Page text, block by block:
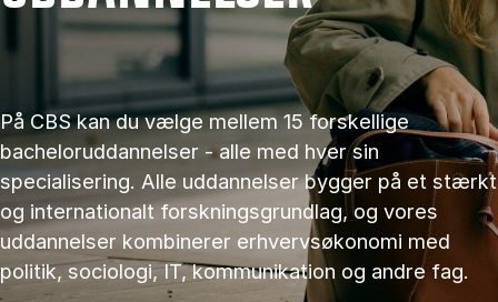
På CBS kan du vælge mellem 15 forskellige
bacheloruddannelser - alle med hver sin
specialisering. Alle uddannelser bygger på et stærkt
og internationalt forskningsgrundlag, og vores
uddannelser kombinerer erhvervsøkonomi med
politik, sociologi, IT, kommunikation og andre fag.